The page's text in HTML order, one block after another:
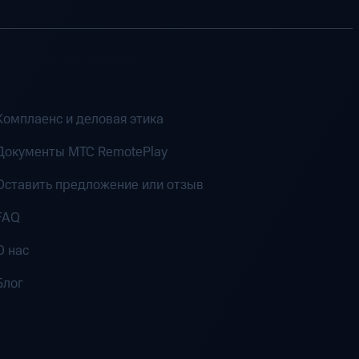
и деловая этика
MTC RemotePlay
предложение или отзыв
нас